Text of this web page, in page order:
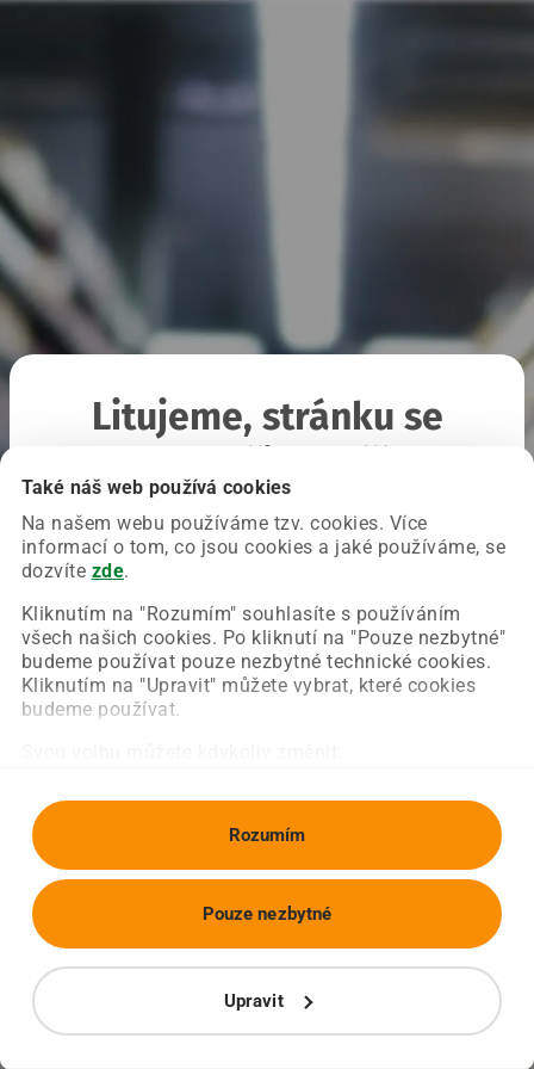
Také náš web používá cookies
Na našem webu používáme tzv. cookies. Více
informací o tom, co jsou cookies a jaké používáme, se
dozvíte zde.
Kliknutím na "Rozumím" souhlasíte s používáním
všech našich cookies. Po kliknutí na "Pouze nezbytné"
budeme používat pouze nezbytné technické cookies.
Kliknutím na "Upravit" můžete vybrat, které cookies
budeme používat.
Rozumím
Upravit
Pouze nezbytné
Litujeme, stránku se
Chyba nastala na naší straně a už ji opravujeme.
Zkuste prosím znovu načíst požadovanou stránku.
Obnovit stránku Úvodní strana